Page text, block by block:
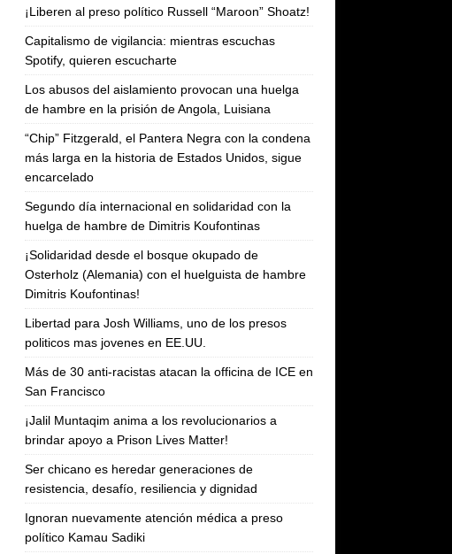
¡Liberen al preso político Russell “Maroon” Shoatz!
Capitalismo de vigilancia: mientras escuchas
Spotify, quieren escucharte
Los abusos del aislamiento provocan una huelga
de hambre en la prisión de Angola, Luisiana
“Chip” Fitzgerald, el Pantera Negra con la condena
más larga en la historia de Estados Unidos, sigue
encarcelado
Segundo día internacional en solidaridad con la
huelga de hambre de Dimitris Koufontinas
¡Solidaridad desde el bosque okupado de
Osterholz (Alemania) con el huelguista de hambre
Dimitris Koufontinas!
Libertad para Josh Williams, uno de los presos
politicos mas jovenes en EE.UU.
Más de 30 anti-racistas atacan la officina de ICE en
San Francisco
¡Jalil Muntaqim anima a los revolucionarios a
brindar apoyo a Prison Lives Matter!
Ser chicano es heredar generaciones de
resistencia, desafío, resiliencia y dignidad
Ignoran nuevamente atención médica a preso
político Kamau Sadiki